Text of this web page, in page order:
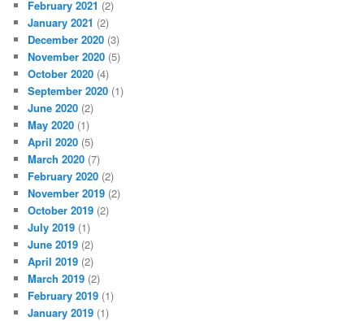
February 2021 (2)
January 2021 (2)
December 2020 (3)
November 2020 (5)
October 2020 (4)
September 2020 (1)
June 2020 (2)
May 2020 (1)
April 2020 (5)
March 2020 (7)
February 2020 (2)
November 2019 (2)
October 2019 (2)
July 2019 (1)
June 2019 (2)
April 2019 (2)
March 2019 (2)
February 2019 (1)
January 2019 (1)